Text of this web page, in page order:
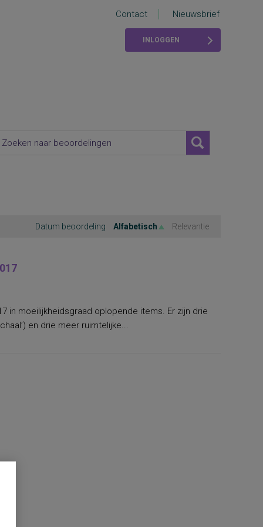
Contact Nieuwsbrief
INLOGGEN
Datum beoordeling Alfabetisch Relevantie
in moeilijkheidsgraad oplopende items. Er zijn drie
en drie meer ruimtelijke...